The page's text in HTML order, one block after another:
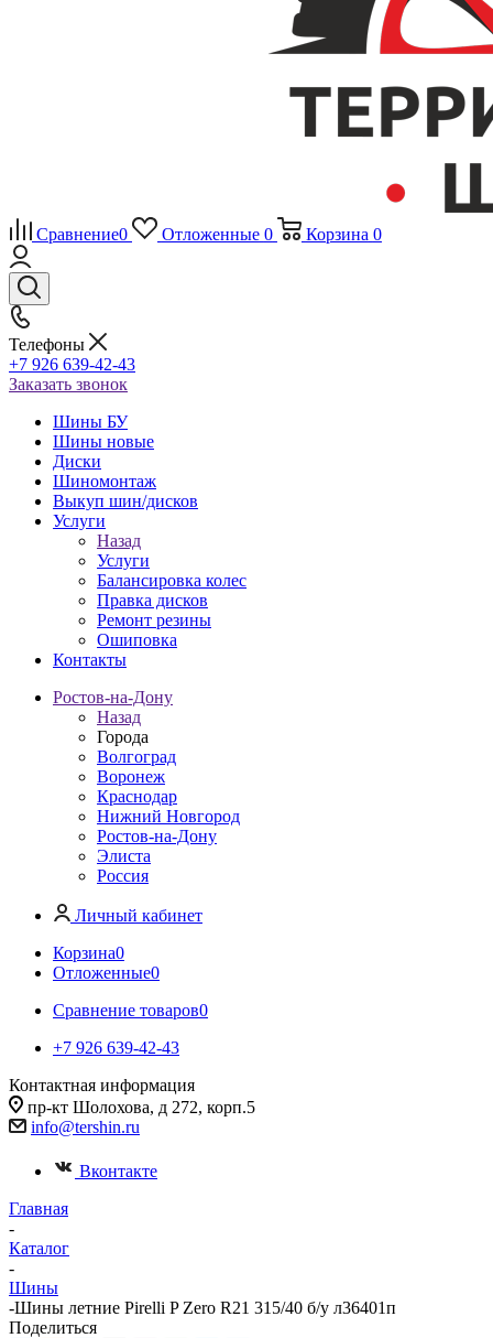
Сравнение0 Отложенные 0 Корзина 0
Телефоны
+7 926 639-42-43
Заказать звонок
Шины БУ
Шины новые
Диски
Шиномонтаж
Выкуп шин/дисков
Услуги
Назад
Услуги
Балансировка колес
Правка дисков
Ремонт резины
Ошиповка
Контакты
Ростов-на-Дону
Назад
Города
Волгоград
Воронеж
Краснодар
Нижний Новгород
Ростов-на-Дону
Элиста
Россия
Личный кабинет
Корзина0
Отложенные0
Сравнение товаров0
+7 926 639-42-43
Контактная информация
пр-кт Шолохова, д 272, корп.5
info@tershin.ru
Вконтакте
Главная
-
Каталог
-
Шины
-Шины летние Pirelli P Zero R21 315/40 б/у л36401п
Поделиться